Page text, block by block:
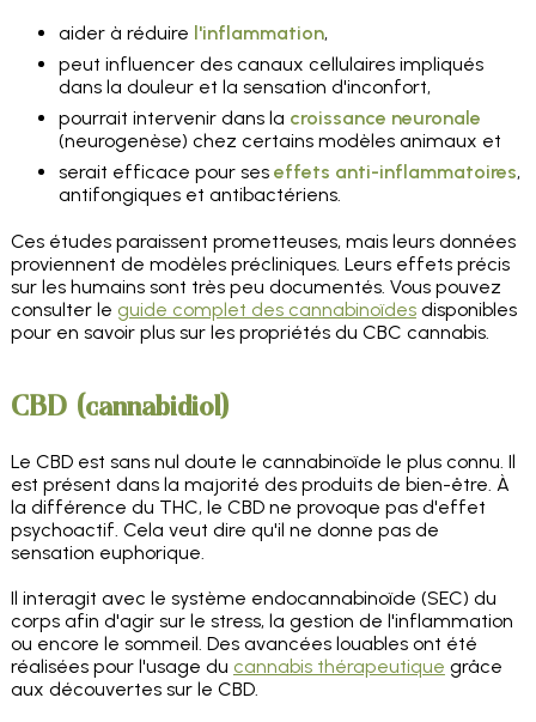
aider à réduire l'inflammation,
peut influencer des canaux cellulaires impliqués
dans la douleur et la sensation d'inconfort,
pourrait intervenir dans la croissance neuronale
(neurogenèse) chez certains modèles animaux et
serait efficace pour ses effets anti-inflammatoires,
antifongiques et antibactériens.
Ces études paraissent prometteuses, mais leurs données
proviennent de modèles précliniques. Leurs effets précis
sur les humains sont très peu documentés. Vous pouvez
consulter le guide complet des cannabinoïdesdisponibles
pour en savoir plus sur les propriétés du CBC cannabis.
CBD (cannabidiol)
Le CBD est sans nul doute le cannabinoïde le plus connu. Il
est présent dans la majorité des produits de bien-être. À
la différence du THC, le CBD ne provoque pas d'effet
psychoactif. Cela veut dire qu'il ne donne pas de
sensation euphorique.
Il interagit avec le système endocannabinoïde (SEC) du
corps afin d'agir sur le stress, la gestion de l'inflammation
ou encore le sommeil. Des avancées louables ont été
réalisées pour l'usage du cannabis thérapeutique grâce
aux découvertes sur le CBD.